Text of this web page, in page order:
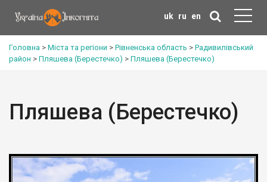
uk ru en
Головна > Міста та регіони > Рівненська область > Радивилівський
район > Пляшева (Берестечко) > Пляшева (Берестечко)
Пляшева (Берестечко)